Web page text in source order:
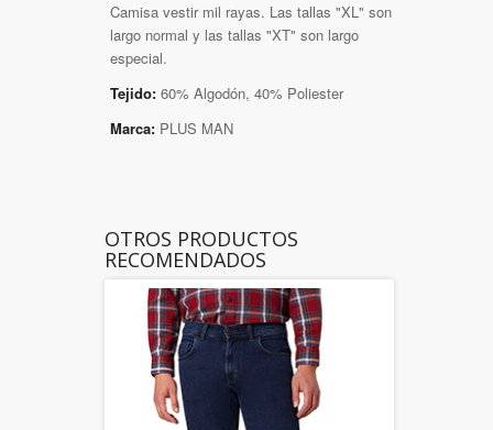
Camisa vestir mil rayas. Las tallas "XL" son
largo normal y las tallas "XT" son largo
especial.
Tejido: 60% Algodón, 40% Poliester
Marca: PLUS MAN
OTROS PRODUCTOS
RECOMENDADOS